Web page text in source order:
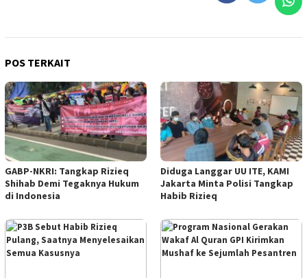
POS TERKAIT
GABP-NKRI: Tangkap Rizieq
Shihab Demi Tegaknya Hukum
di Indonesia
Diduga Langgar UU ITE, KAMI
Jakarta Minta Polisi Tangkap
Habib Rizieq